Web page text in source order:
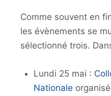
Comme souvent en
les évènements se
sélectionné trois.
Lundi 25 mai :
Nationale